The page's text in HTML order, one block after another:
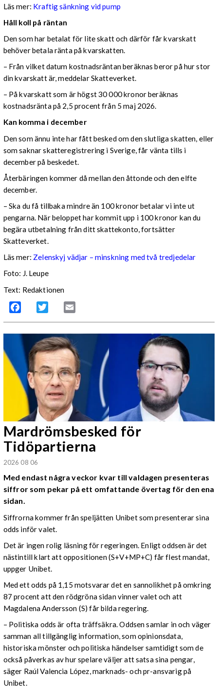
Läs mer: Kraftig sänkning vid pump
Håll koll på räntan
Den som har betalat för lite skatt och därför får kvarskatt
behöver betala ränta på kvarskatten.
– Från vilket datum kostnadsräntan beräknas beror på hur stor
din kvarskatt är, meddelar Skatteverket.
– På kvarskatt som är högst 30 000 kronor beräknas
kostnadsränta på 2,5 procent från 5 maj 2026.
Kan komma i december
Den som ännu inte har fått besked om den slutliga skatten, eller
som saknar skatteregistrering i Sverige, får vänta tills i
december på beskedet.
Återbäringen kommer då mellan den åttonde och den elfte
december.
– Ska du få tillbaka mindre än 100 kronor betalar vi inte ut
pengarna. När beloppet har kommit upp i 100 kronor kan du
begära utbetalning från ditt skattekonto, fortsätter
Skatteverket.
Läs mer: Zelenskyj vädjar – minskning med två tredjedelar
Foto: J. Leupe
Text: Redaktionen
Facebook Twitter
Mardrömsbesked för
Tidöpartierna
2026 08 06
Med endast några veckor kvar till valdagen presenteras
siffror som pekar på ett omfattande övertag för den ena
sidan.
Siffrorna kommer från speljätten Unibet som presenterar sina
odds inför valet.
Det är ingen rolig läsning för regeringen. Enligt oddsen är det
nästintill klart att oppositionen (S+V+MP+C) får flest mandat,
uppger Unibet.
Med ett odds på 1,15 motsvarar det en sannolikhet på omkring
87 procent att den rödgröna sidan vinner valet och att
Magdalena Andersson (S) får bilda regering.
– Politiska odds är ofta träffsäkra. Oddsen samlar in och väger
samman all tillgänglig information, som opinionsdata,
historiska mönster och politiska händelser samtidigt som de
också påverkas av hur spelare väljer att satsa sina pengar,
säger Raúl Valencia López, marknads- och pr-ansvarig på
Unibet.